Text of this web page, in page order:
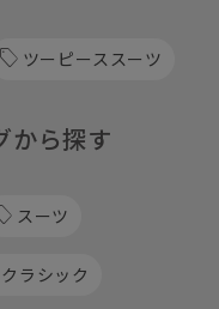
ツーピーススーツ
から探す
スーツ
クラシック